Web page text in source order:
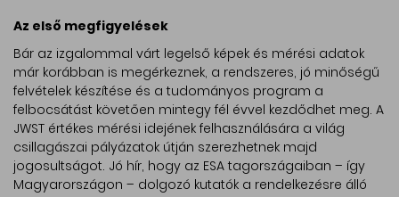
Az első megfigyelések
Bár az izgalommal várt legelső képek és mérési adatok
már korábban is megérkeznek, a rendszeres, jó minőségű
felvételek készítése és a tudományos program a
felbocsátást követően mintegy fél évvel kezdődhet meg. A
JWST értékes mérési idejének felhasználására a világ
csillagászai pályázatok útján szerezhetnek majd
jogosultságot. Jó hír, hogy az ESA tagországaiban – így
Magyarországon – dolgozó kutatók a rendelkezésre álló